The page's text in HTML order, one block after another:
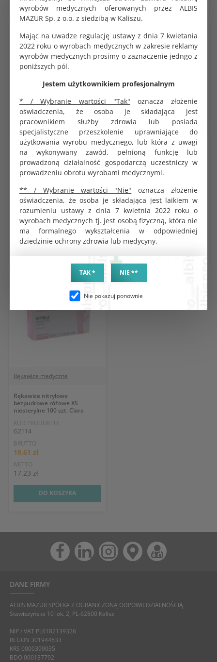
wyrobów medycznych oferowanych przez ALBIS
MAZUR Sp. z o.o. z siedzibą w Kaliszu.
Mając na uwadze regulację ustawy z dnia 7 kwietania
2022 roku o wyrobach medycznych w zakresie reklamy
wyrobów medycznych prosimy o zaznaczenie jedngo z
poniższych pól.
Jestem użytkownikiem profesjonalnym
* / Wybranie wartości "Tak" oznacza złożenie
oświadczenia, że osoba je składająca jest
pracownikiem służby zdrowia lub posiada
specjalistyczne przeszkolenie uprawniające do
użytkowania wyrobu medycznego, lub która z uwagi
na wykonywany zawód, pełnioną funkcję lub
prowadzoną działalność gospodarczą uczestniczy w
prowadzeniu obrotu wyrobami medycznymi.
** / Wybranie wartości "Nie" oznacza złożenie
oświadczenia, że osoba je składająca jest laikiem w
rozumieniu ustawy z dnia 7 kwietnia 2022 roku o
wyrobach medycznych tj. jest osobą fizyczną, która nie
ma formalnego wykształcenia w odpowiedniej
dziedzinie ochrony zdrowia lub medycyny.
TAK * NIE **
Nie pokazuj ponownie
Rękawice medyczne
Rękawice nitrylowe
bezpudrowe różowe M
niesterylne 100 szt. Clara
KOD PRODUKTU:
BRUTTO
18.61 zł
17.23 zł
DO KOSZYKA
Rękawice medyczne
Rękawice nitrylowe
bezpudrowe różowe S
niesterylne 100 szt. Clara
KOD PRODUKTU:
BRUTTO
18.61 zł
NETTO
17.23 zł
DO KOSZYKA
Rękawice medyczne
Rękawice nitrylowe
bezpudrowe różowe XS
niesterylne 100 szt. Clara
KOD PRODUKTU:
G2114
BRUTTO
18.61 zł
NETTO
17.23 zł
DO KOSZYKA
DANE FIRMY
ALBIS MAZUR SPÓŁKA Z OGRANICZONĄ ODPOWIEDZIALNOŚCIĄ
Stawiszyńska 10 lok. 2, PL-62800 Kalisz
NIP / VAT PL6182139326
REGON 301944633
KRS 0000399035
BDO 000137792